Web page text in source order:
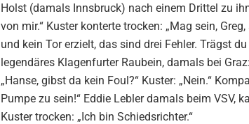
Holst (damals Innsbruck) nach einem Drittel zu
von mir.“ Kuster konterte trocken: „Mag sein,
und kein Tor erzielt, das sind drei Fehler. Trägst
legendäres Klagenfurter Raubein, damals bei
„Hanse, gibst da kein Foul?“ Kuster: „Nein.“
Pumpe zu sein!“ Eddie Lebler damals beim VSV,
Kuster trocken: „Ich bin Schiedsrichter.“